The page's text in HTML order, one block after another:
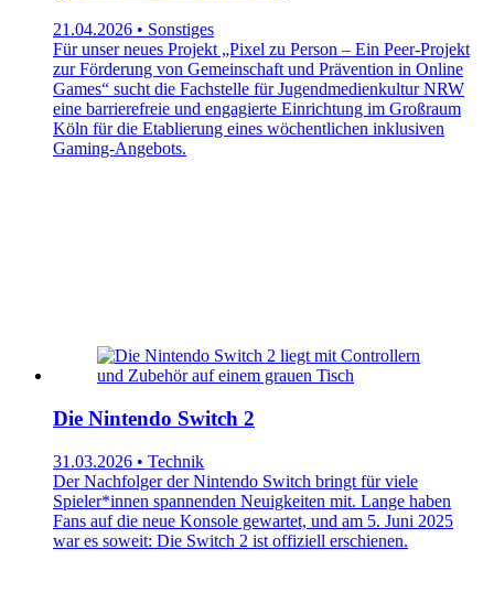
21.04.2026 • Sonstiges
Für unser neues Projekt „Pixel zu Person – Ein Peer-Projekt
zur Förderung von Gemeinschaft und Prävention in Online
Games“ sucht die Fachstelle für Jugendmedienkultur NRW
eine barrierefreie und engagierte Einrichtung im Großraum
Köln für die Etablierung eines wöchentlichen inklusiven
Gaming-Angebots.
Die Nintendo Switch 2
31.03.2026 • Technik
Der Nachfolger der Nintendo Switch bringt für viele
Spieler*innen spannenden Neuigkeiten mit. Lange haben
Fans auf die neue Konsole gewartet, und am 5. Juni 2025
war es soweit: Die Switch 2 ist offiziell erschienen.